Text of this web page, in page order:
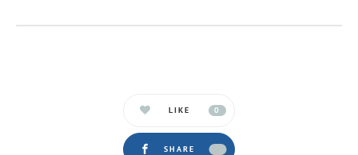
LIKE 0
SHARE